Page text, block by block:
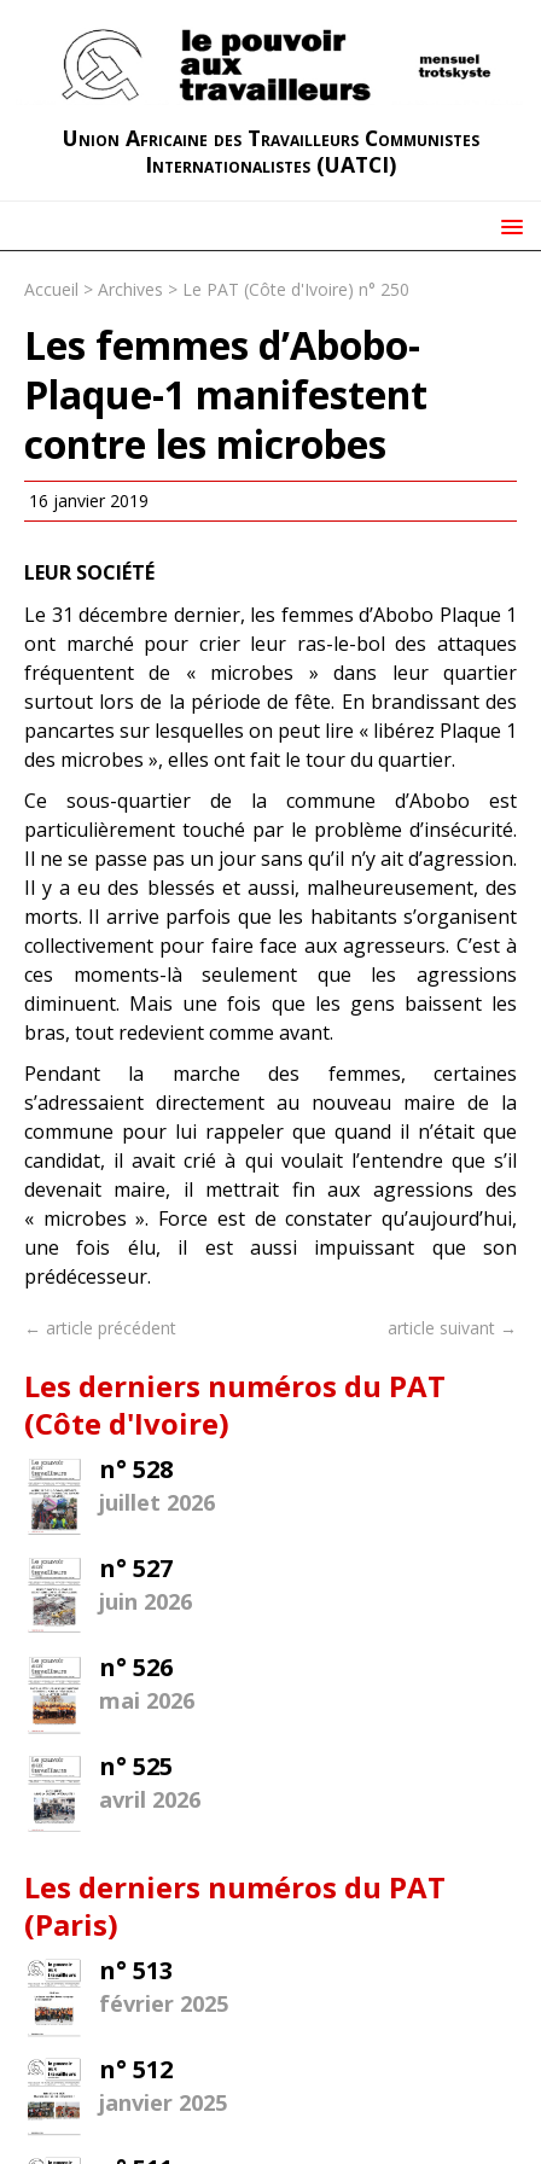
Union Africaine des Travailleurs Communistes
Internationalistes (UATCI)
Accueil > Archives > Le PAT (Côte d'Ivoire) n° 250
Les femmes d’Abobo-
Plaque-1 manifestent
contre les microbes
16 janvier 2019
LEUR SOCIÉTÉ
Le 31 décembre dernier, les femmes d’Abobo Plaque 1
ont marché pour crier leur ras-le-bol des attaques
fréquentent de « microbes » dans leur quartier
surtout lors de la période de fête. En brandissant des
pancartes sur lesquelles on peut lire « libérez Plaque 1
des microbes », elles ont fait le tour du quartier.
Ce sous-quartier de la commune d’Abobo est
particulièrement touché par le problème d’insécurité.
Il ne se passe pas un jour sans qu’il n’y ait d’agression.
Il y a eu des blessés et aussi, malheureusement, des
morts. Il arrive parfois que les habitants s’organisent
collectivement pour faire face aux agresseurs. C’est à
ces moments-là seulement que les agressions
diminuent. Mais une fois que les gens baissent les
bras, tout redevient comme avant.
Pendant la marche des femmes, certaines
s’adressaient directement au nouveau maire de la
commune pour lui rappeler que quand il n’était que
candidat, il avait crié à qui voulait l’entendre que s’il
devenait maire, il mettrait fin aux agressions des
« microbes ». Force est de constater qu’aujourd’hui,
une fois élu, il est aussi impuissant que son
prédécesseur.
← article précédent article suivant →
Les derniers numéros du PAT
(Côte d'Ivoire)
n° 528
juillet 2026
n° 527
juin 2026
n° 526
mai 2026
n° 525
avril 2026
Les derniers numéros du PAT
(Paris)
n° 513
février 2025
n° 512
janvier 2025